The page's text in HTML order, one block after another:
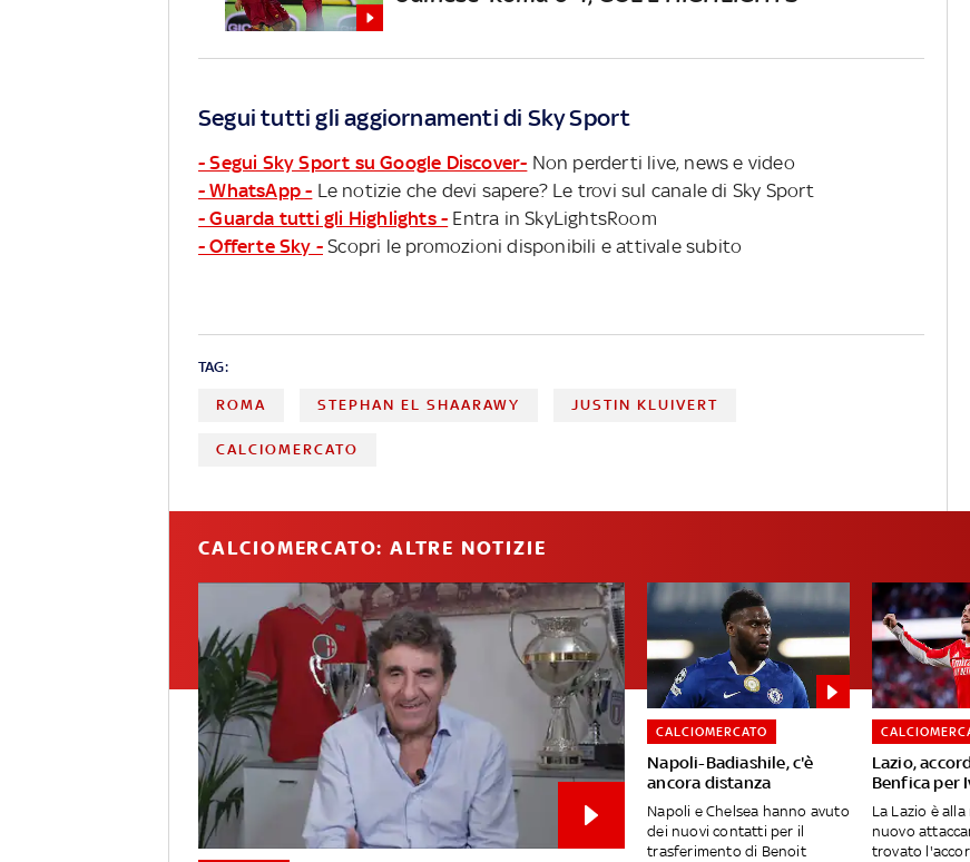
Segui tutti gli aggiornamenti di Sky Sport
- Segui Sky Sport su Google Discover- Non perderti live, news e video
- WhatsApp - Le notizie che devi sapere? Le trovi sul canale di Sky Sport
- Guarda tutti gli Highlights - Entra in SkyLightsRoom
- Offerte Sky - Scopri le promozioni disponibili e attivale subito
TAG:
ROMA STEPHAN EL SHAARAWY JUSTIN KLUIVERT
CALCIOMERCATO
CALCIOMERCATO: ALTRE NOTIZIE
Napoli-Badiashile, c'è
ancora distanza
CALCIOMERCATO
Napoli e Chelsea hanno avuto
dei nuovi contatti per il
trasferimento di Benoit
Lazio,
Benfica per
La Lazio è
nuovo
trovato